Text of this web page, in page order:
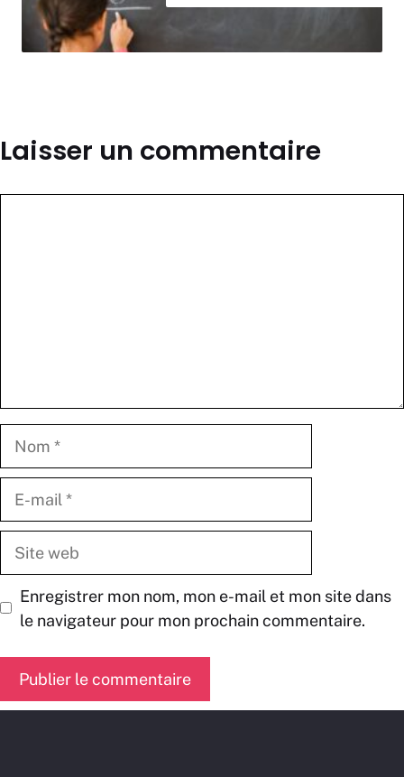
Laisser un commentaire
Enregistrer mon nom, mon e-mail et mon site dans
le navigateur pour mon prochain commentaire.